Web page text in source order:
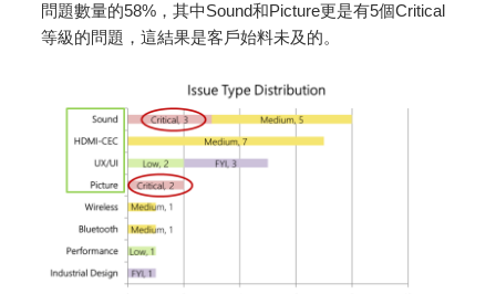
問題數量的58%，其中Sound和Picture更是有5個Critical
等級的問題，這結果是客戶始料未及的。